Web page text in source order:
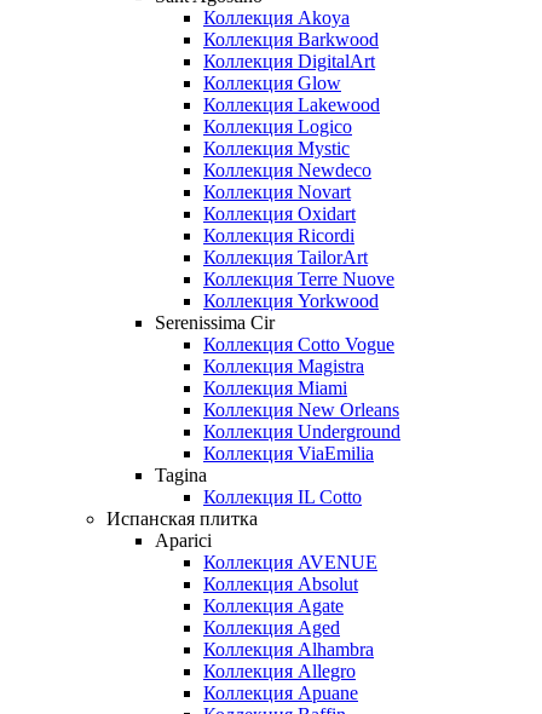
Коллекция Akoya
Коллекция Barkwood
Коллекция DigitalArt
Коллекция Glow
Коллекция Lakewood
Коллекция Logico
Коллекция Mystic
Коллекция Newdeco
Коллекция Novart
Коллекция Oxidart
Коллекция Ricordi
Коллекция TailorArt
Коллекция Terre Nuove
Коллекция Yorkwood
Serenissima Cir
Коллекция Cotto Vogue
Коллекция Magistra
Коллекция Miami
Коллекция New Orleans
Коллекция Underground
Коллекция ViaEmilia
Tagina
Коллекция IL Cotto
Испанская плитка
Aparici
Коллекция AVENUE
Коллекция Absolut
Коллекция Agate
Коллекция Aged
Коллекция Alhambra
Коллекция Allegro
Коллекция Apuane